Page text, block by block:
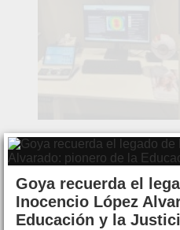
Goya recuerda el
Inocencio López
Educación y la